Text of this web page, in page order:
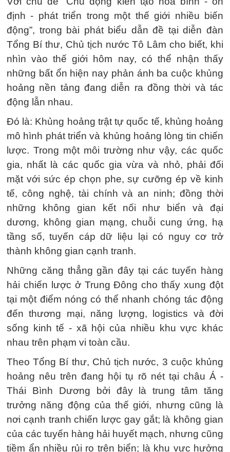
định - phát triển trong một thế giới nhiều biến
động”, trong bài phát biểu dẫn đề tại diễn đàn
Tổng Bí thư, Chủ tịch nước Tô Lâm cho biết, khi
nhìn vào thế giới hôm nay, có thể nhận thấy
những bất ổn hiện nay phản ánh ba cuộc khủng
hoảng nền tảng đang diễn ra đồng thời và tác
động lẫn nhau.
Đó là: Khủng hoảng trật tự quốc tế, khủng hoảng
mô hình phát triển và khủng hoảng lòng tin chiến
lược. Trong một môi trường như vậy, các quốc
gia, nhất là các quốc gia vừa và nhỏ, phải đối
mặt với sức ép chọn phe, sự cưỡng ép về kinh
tế, công nghệ, tài chính và an ninh; đồng thời
những không gian kết nối như biển và đại
dương, không gian mạng, chuỗi cung ứng, hạ
tầng số, tuyến cáp dữ liệu lại có nguy cơ trở
thành không gian cạnh tranh.
Những căng thẳng gần đây tại các tuyến hàng
hải chiến lược ở Trung Đông cho thấy xung đột
tại một điểm nóng có thể nhanh chóng tác động
đến thương mại, năng lượng, logistics và đời
sống kinh tế - xã hội của nhiều khu vực khác
nhau trên phạm vi toàn cầu.
Theo Tổng Bí thư, Chủ tịch nước, 3 cuộc khủng
hoảng nêu trên đang hội tụ rõ nét tại châu Á -
Thái Bình Dương bởi đây là trung tâm tăng
trưởng năng động của thế giới, nhưng cũng là
nơi cạnh tranh chiến lược gay gắt; là không gian
của các tuyến hàng hải huyết mạch, nhưng cũng
tiềm ẩn nhiều rủi ro trên biển; là khu vực hưởng